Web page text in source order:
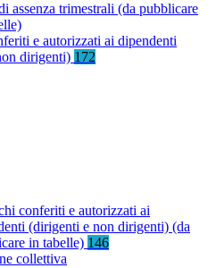
assenza trimestrali (da pubblicare
e autorizzati ai dipendenti
dirigenti) 172
conferiti e autorizzati ai
(dirigenti e non dirigenti) (da
in tabelle) 146
collettiva